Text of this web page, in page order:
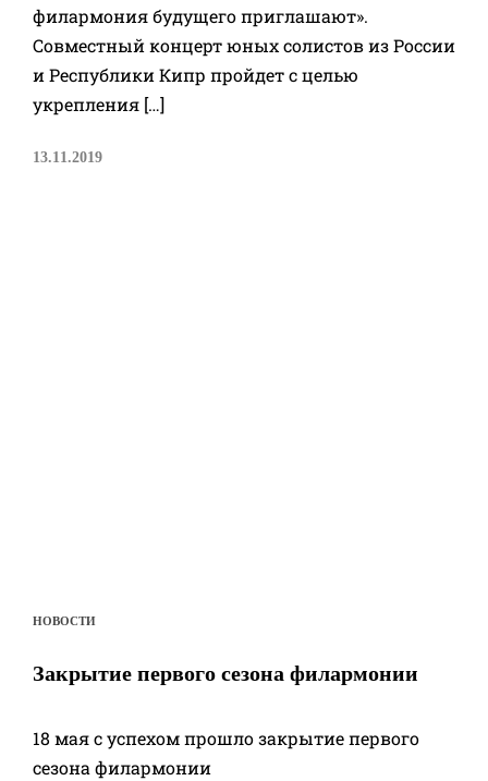
филармония будущего приглашают».
Совместный концерт юных солистов из России
и Республики Кипр пройдет с целью
укрепления […]
13.11.2019
НОВОСТИ
Закрытие первого сезона филармонии
18 мая с успехом прошло закрытие первого
сезона филармонии